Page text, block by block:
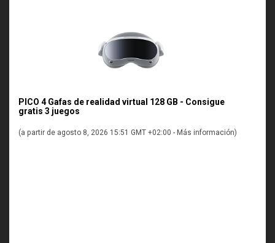
PICO 4 Gafas de realidad virtual 128 GB - Consigue
gratis 3 juegos
(a partir de agosto 8, 2026 15:51 GMT +02:00 - Más información)